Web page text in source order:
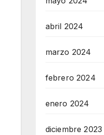
abril 2024
marzo 2024
febrero 2024
enero 2024
diciembre 2023